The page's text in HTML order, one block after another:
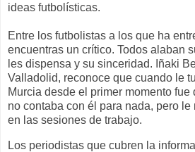
ideas futbolísticas.
Entre los futbolistas a los que ha
encuentras un crítico. Todos alaban
les dispensa y su sinceridad. Iñaki
Valladolid, reconoce que cuando le
Murcia desde el primer momento
no contaba con él para nada, pero
en las sesiones de trabajo.
Los periodistas que cubren la